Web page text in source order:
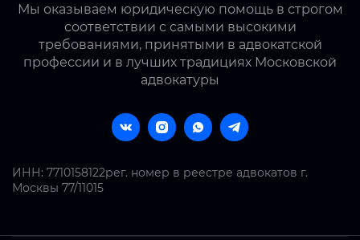
Мы оказываем юридическую помощь в строгом
соответствии с самыми высокими
требованиями, принятыми в адвокатской
профессии и в лучших традициях Московской
адвокатуры
ИНН: 7710158122ㅤрег. номер в реестре адвокатов г.
Москвы 77/11015